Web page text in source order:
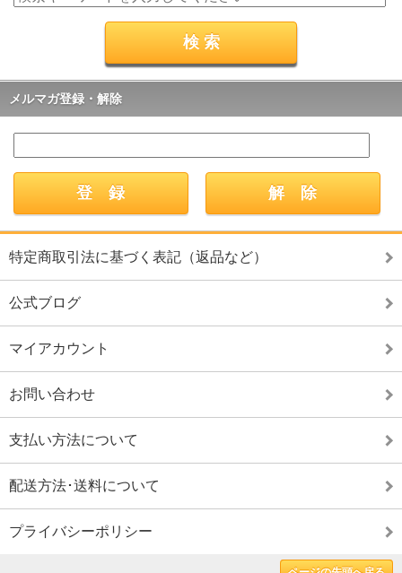
メルマガ登録・解除
特定商取引法に基づく表記（返品など）
公式ブログ
マイアカウント
お問い合わせ
支払い方法について
配送方法･送料について
プライバシーポリシー